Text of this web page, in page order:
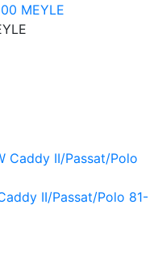
MEYLE
II/Passat/Polo 81-